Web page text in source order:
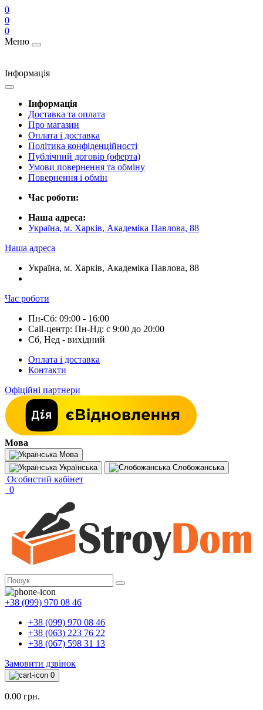
0
0
0
Меню
Інформація
Інформація
Доставка та оплата
Про магазин
Оплата і доставка
Політика конфіденційності
Публічний договір (оферта)
Умови повернення та обміну
Повернення і обмін
Час роботи:
Наша адреса:
Україна, м. Харків, Академіка Павлова, 88
Наша адреса
Україна, м. Харків, Академіка Павлова, 88
Час роботи
Пн-Сб: 09:00 - 16:00
Call-центр: Пн-Нд: с 9:00 до 20:00
Сб, Нед - вихідний
Оплата і доставка
Контакти
Офіційні партнери
Мова
Мова
Українська
Слобожанська
Особистий кабінет
0
+38 (099) 970 08 46
+38 (099) 970 08 46
+38 (063) 223 76 22
+38 (067) 598 31 13
Замовити дзвінок
0
0.00 грн.